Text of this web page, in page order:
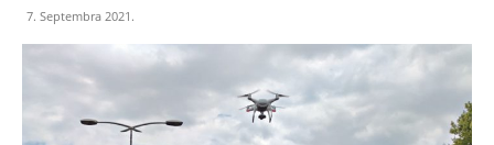
7. Septembra 2021.